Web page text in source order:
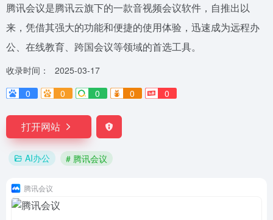
腾讯会议是腾讯云旗下的一款音视频会议软件，自推出以
来，凭借其强大的功能和便捷的使用体验，迅速成为远程办
公、在线教育、跨国会议等领域的首选工具。
收录时间：
2025-03-17
0
0 0 0 0
打开网站
AI办公 # 腾讯会议
腾讯会议